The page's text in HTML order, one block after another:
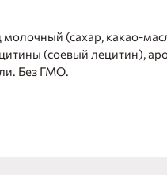
молочный (сахар, какао-
(соевый лецитин),
Без ГМО.